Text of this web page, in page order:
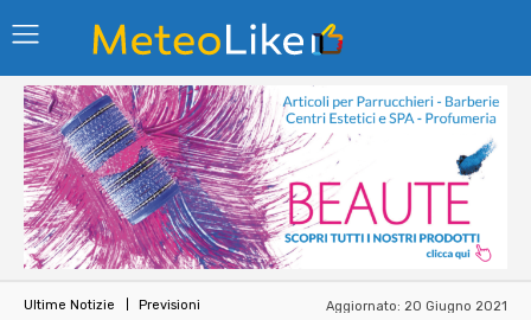
Ultime Notizie Previsioni Aggiornato: 20 Giugno 2021